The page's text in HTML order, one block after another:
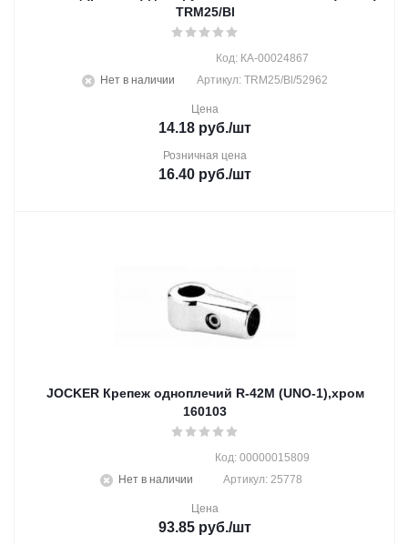
TRM25/Bl
Нет в наличии
Код: КА-00024867
Артикул: TRM25/Bl/52962
Цена
14.18 руб./шт
Розничная цена
16.40 руб./шт
JOCKER Крепеж одноплечий R-42М (UNO-1),хром
160103
Нет в наличии
Код: 00000015809
Артикул: 25778
Цена
93.85 руб./шт